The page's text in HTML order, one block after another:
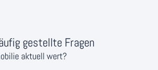
gestellte Fragen
aktuell wert?